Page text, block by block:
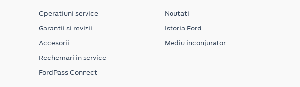
Operatiuni service
Garantii si revizii
Accesorii
Rechemari in service
FordPass Connect
Noutati
Istoria Ford
Mediu inconjurator